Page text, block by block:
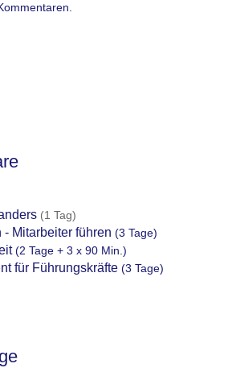
(1 Tag)
- Mitarbeiter führen (3 Tage)
(2 Tage + 3 x 90 Min.)
für Führungskräfte(3 Tage)